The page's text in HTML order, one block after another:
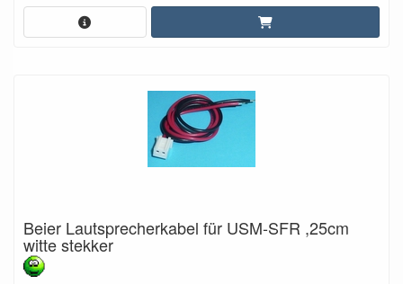
Beier Lautsprecherkabel für USM-SFR ,25cm
witte stekker